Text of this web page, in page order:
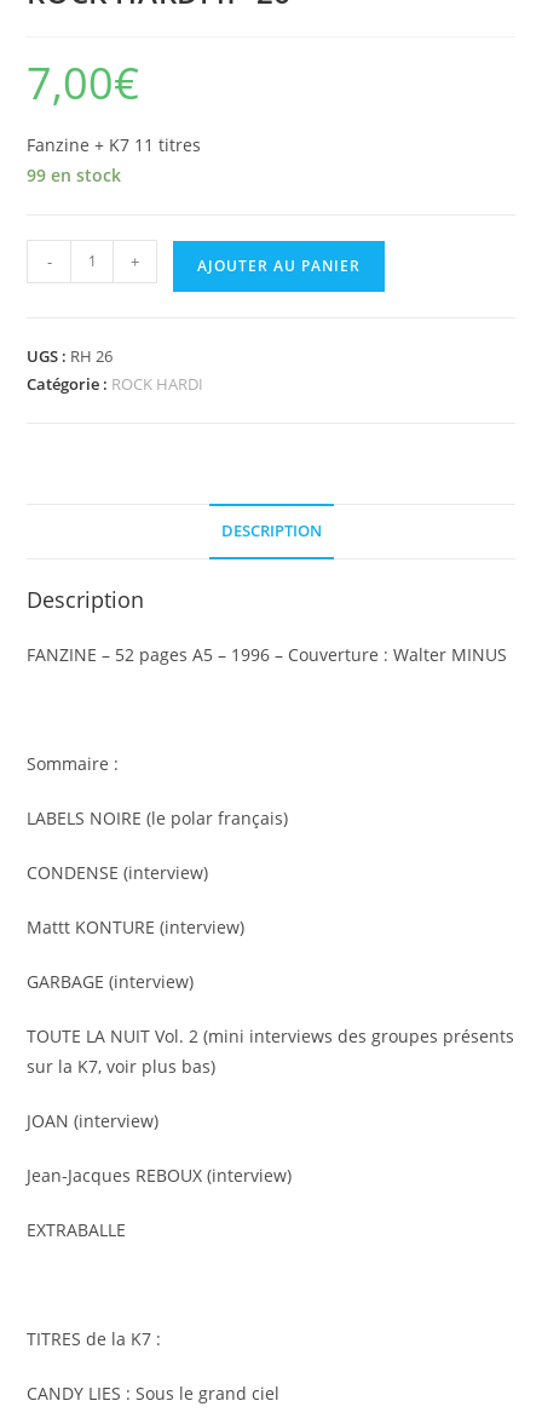
7,00€
Fanzine + K7 11 titres
99 en stock
quantité
de
n°
- + AJOUTER AU PANIER
UGS : RH 26
Catégorie : ROCK HARDI
DESCRIPTION
Description
FANZINE – 52 pages A5 – 1996 – Couverture : Walter MINUS
Sommaire :
LABELS NOIRE (le polar français)
CONDENSE (interview)
Mattt KONTURE (interview)
GARBAGE (interview)
TOUTE LA NUIT Vol. 2 (mini interviews des groupes présents
sur la K7, voir plus bas)
JOAN (interview)
Jean-Jacques REBOUX (interview)
EXTRABALLE
TITRES de la K7 :
CANDY LIES : Sous le grand ciel